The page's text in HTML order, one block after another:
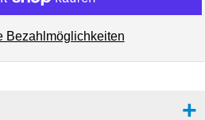
Bezahlmöglichkeiten